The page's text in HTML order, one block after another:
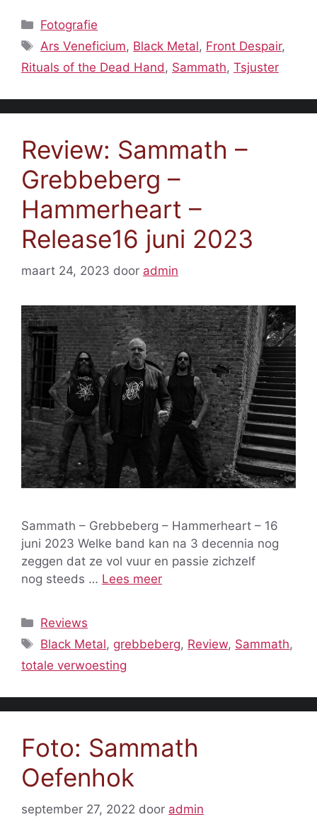
Categorieën
Fotografie
Tags
Ars Veneficium, Black Metal, Front Despair,
Rituals of the Dead Hand, Sammath, Tsjuster
Review: Sammath –
Grebbeberg –
Hammerheart –
Release16 juni 2023
maart 24, 2023 door admin
Sammath – Grebbeberg – Hammerheart – 16
juni 2023 Welke band kan na 3 decennia nog
zeggen dat ze vol vuur en passie zichzelf
nog steeds … Lees meer
Categorieën
Reviews
Tags
Black Metal, grebbeberg, Review, Sammath,
totale verwoesting
Foto: Sammath
Oefenhok
september 27, 2022 door admin